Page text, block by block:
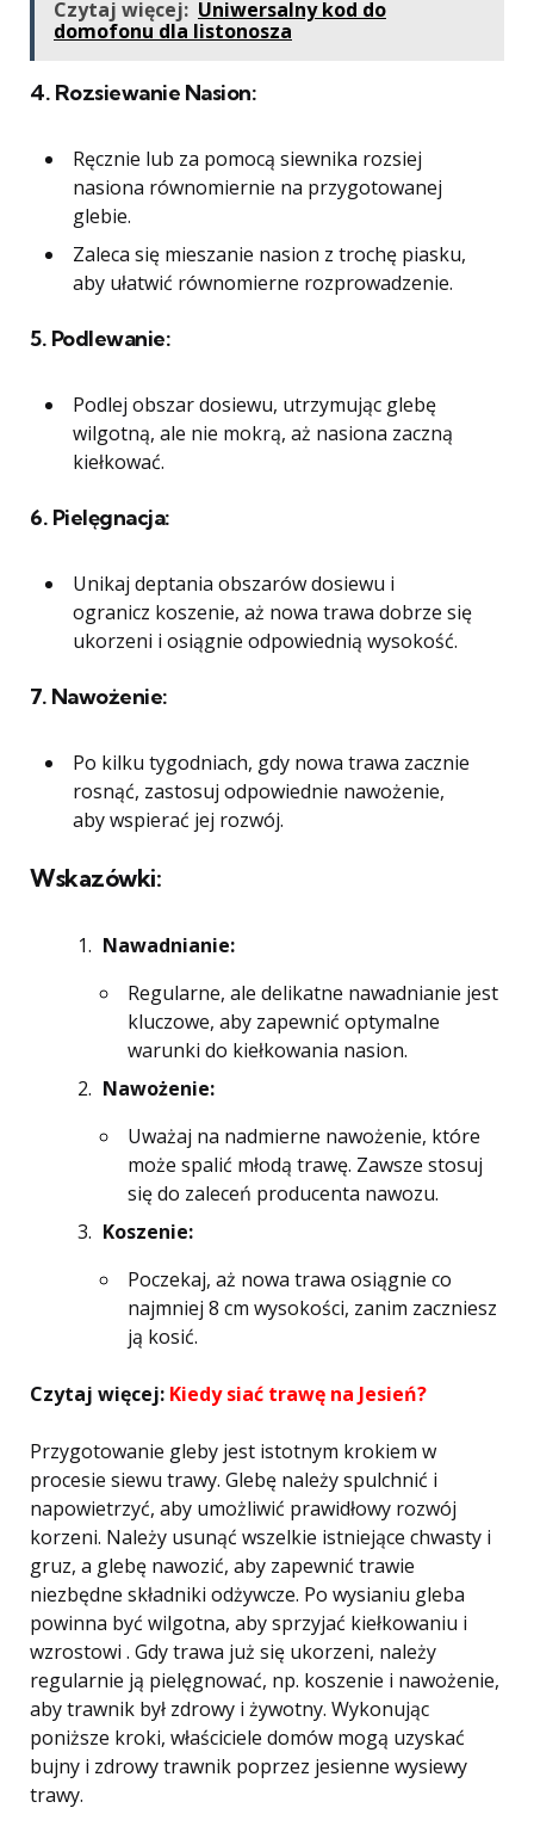
Czytaj więcej: Uniwersalny kod do
domofonu dla listonosza
4. Rozsiewanie Nasion:
Ręcznie lub za pomocą siewnika rozsiej
nasiona równomiernie na przygotowanej
glebie.
Zaleca się mieszanie nasion z trochę piasku,
aby ułatwić równomierne rozprowadzenie.
5. Podlewanie:
Podlej obszar dosiewu, utrzymując glebę
wilgotną, ale nie mokrą, aż nasiona zaczną
kiełkować.
6. Pielęgnacja:
Unikaj deptania obszarów dosiewu i
ogranicz koszenie, aż nowa trawa dobrze się
ukorzeni i osiągnie odpowiednią wysokość.
7. Nawożenie:
Po kilku tygodniach, gdy nowa trawa zacznie
rosnąć, zastosuj odpowiednie nawożenie,
aby wspierać jej rozwój.
Wskazówki:
Nawadnianie:
Regularne, ale delikatne nawadnianie jest
kluczowe, aby zapewnić optymalne
warunki do kiełkowania nasion.
Nawożenie:
Uważaj na nadmierne nawożenie, które
może spalić młodą trawę. Zawsze stosuj
się do zaleceń producenta nawozu.
Koszenie:
Poczekaj, aż nowa trawa osiągnie co
najmniej 8 cm wysokości, zanim zaczniesz
ją kosić.
Czytaj więcej: Kiedy siać trawę na Jesień?
Przygotowanie gleby jest istotnym krokiem w
procesie siewu trawy. Glebę należy spulchnić i
napowietrzyć, aby umożliwić prawidłowy rozwój
korzeni. Należy usunąć wszelkie istniejące chwasty i
gruz, a glebę nawozić, aby zapewnić trawie
niezbędne składniki odżywcze. Po wysianiu gleba
powinna być wilgotna, aby sprzyjać kiełkowaniu i
wzrostowi . Gdy trawa już się ukorzeni, należy
regularnie ją pielęgnować, np. koszenie i nawożenie,
aby trawnik był zdrowy i żywotny. Wykonując
poniższe kroki, właściciele domów mogą uzyskać
bujny i zdrowy trawnik poprzez jesienne wysiewy
trawy.